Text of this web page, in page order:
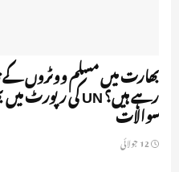
بھارت میں مسلم ووٹروں
سوالات